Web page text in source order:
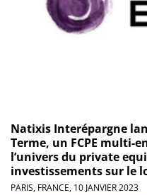
Natixis Interépargne
Terme, un FCPE multi-
l’univers du private
investissements sur le
PARIS, FRANCE, 10 JANVIER 2023